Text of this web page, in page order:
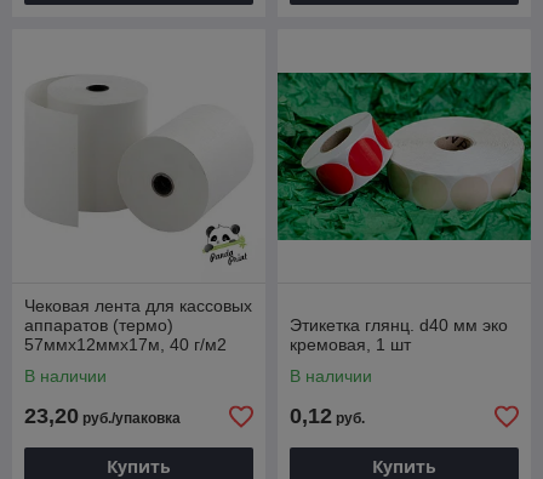
Чековая лента для кассовых
аппаратов (термо)
57ммх12ммх17м, 40 г/м2
В наличии
23,20 руб./упаковка
Купить
Этикетка глянц. d40 мм эко
кремовая, 1 шт
В наличии
0,12 руб.
Купить